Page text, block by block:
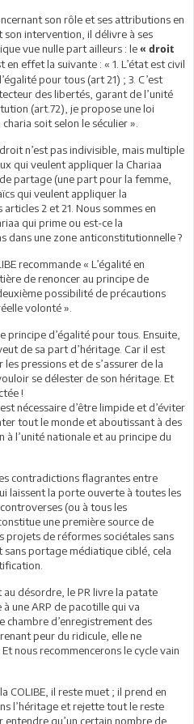
son rôle et ses attributions en
intervention, il délivre à ses
vue nulle part ailleurs : le « droit
en effet la suivante : « 1. L’état est civil
pour tous (art 21) ; 3. C’est
des libertés, garant de l’unité
(art.72), je propose une loi
soit selon le séculier ».
n’est pas indivisible, mais multiple
qui veulent appliquer la Chariaa
partage (une part pour la femme,
qui veulent appliquer la
2 et 21. Nous sommes en
qui prime ou est-ce la
dans une zone anticonstitutionnelle ?
recommande « L’égalité en
de renoncer au principe de
possibilité de précautions
volonté ».
d’égalité pour tous. Ensuite,
de sa part d’héritage. Car il est
pressions et de s’assurer de la
se délester de son héritage. Et
!
nécessaire d’être limpide et d’éviter
tout le monde et aboutissant à des
à l’unité nationale et au principe du
contradictions flagrantes entre
laissent la porte ouverte à toutes les
(ou à tous les
une première source de
projets de réformes sociétales sans
portage médiatique ciblé, cela
désordre, le PR livre la patate
une ARP de pacotille qui va
chambre d’enregistrement des
peur du ridicule, elle ne
nous recommencerons le cycle vain
COLIBE, il reste muet ; il prend en
l’héritage et rejette tout le reste
entendre qu’un certain nombre de